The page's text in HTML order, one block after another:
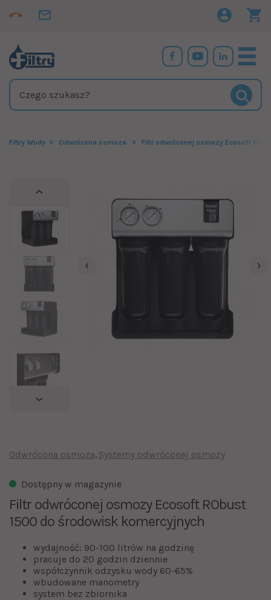
Filtry Wody Odwrócona osmoza Filtr odwróconej osmozy Ecosoft
Odwrócona osmoza Systemy odwróconej osmozy
Dostępny w magazynie
Filtr odwróconej osmozy Ecosoft RObust
1500 do środowisk komercyjnych
wydajność: 90-100 litrów na godzinę
pracuje do 20 godzin dziennie
współczynnik odzysku wody 60-65%
wbudowane manometry
system bez zbiornika